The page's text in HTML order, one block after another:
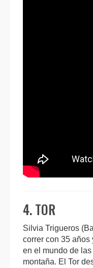
4. TOR
Silvia Trigueros
correr con 35 años
en el mundo de
montaña. El Tor